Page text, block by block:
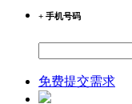
+ 手机号码
免费提交需求